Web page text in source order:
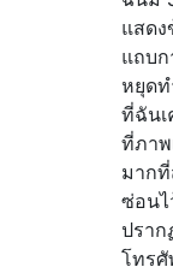
แสด
แถบ
หยุด
ที่ฉันเ
ที่ภา
มาก
ซ่อนไ
ปรา
โทรศั